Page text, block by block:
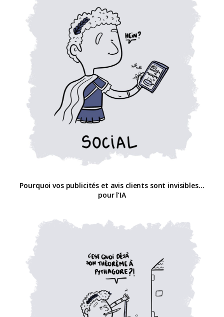
Pourquoi vos publicités et avis clients sont invisibles…
pour l’IA